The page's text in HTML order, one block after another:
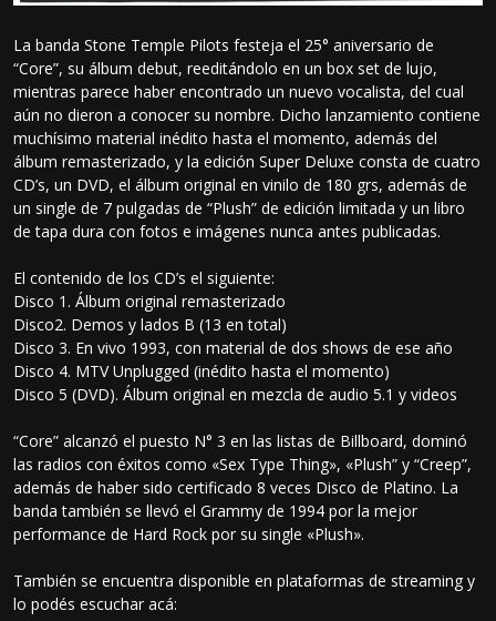
La banda Stone Temple Pilots festeja el 25° aniversario de
“Core”, su álbum debut, reeditándolo en un box set de lujo,
mientras parece haber encontrado un nuevo vocalista, del cual
aún no dieron a conocer su nombre. Dicho lanzamiento contiene
muchísimo material inédito hasta el momento, además del
álbum remasterizado, y la edición Super Deluxe consta de cuatro
CD’s, un DVD, el álbum original en vinilo de 180 grs, además de
un single de 7 pulgadas de “Plush” de edición limitada y un libro
de tapa dura con fotos e imágenes nunca antes publicadas.
El contenido de los CD’s el siguiente:
Disco 1. Álbum original remasterizado
Disco2. Demos y lados B (13 en total)
Disco 3. En vivo 1993, con material de dos shows de ese año
Disco 4. MTV Unplugged (inédito hasta el momento)
Disco 5 (DVD). Álbum original en mezcla de audio 5.1 y videos
“Core” alcanzó el puesto N° 3 en las listas de Billboard, dominó
las radios con éxitos como «Sex Type Thing», «Plush” y “Creep”,
además de haber sido certificado 8 veces Disco de Platino. La
banda también se llevó el Grammy de 1994 por la mejor
performance de Hard Rock por su single «Plush».
También se encuentra disponible en plataformas de streaming y
lo podés escuchar acá: